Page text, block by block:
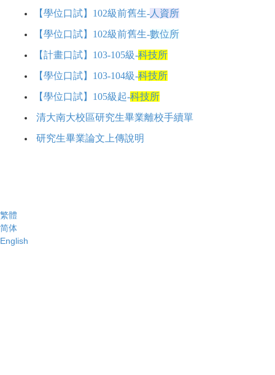
【學位口試】102級前舊生- 人資所
【學位口試】102級前舊生-數位所
【計畫口試】103-105級-科技所
【學位口試】103-104級-科技所
【學位口試】105級起-科技所
清大南大校區研究生畢業離校手續單
研究生畢業論文上傳說明
繁體
简体
English